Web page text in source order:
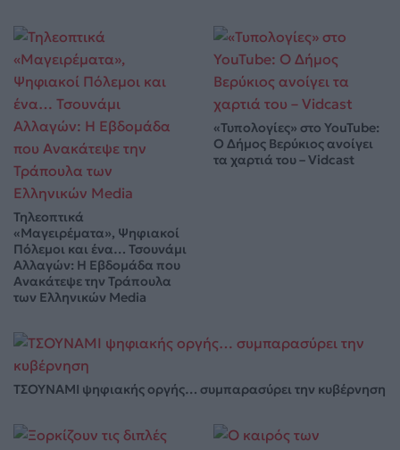
Τηλεοπτικά
«Μαγειρέματα», Ψηφιακοί
Πόλεμοι και ένα… Τσουνάμι
Αλλαγών: Η Εβδομάδα που
Ανακάτεψε την Τράπουλα
των Ελληνικών Media
«Τυπολογίες» στο YouTube:
Ο Δήμος Βερύκιος ανοίγει
τα χαρτιά του – Vidcast
ΤΣΟΥΝΑΜΙ ψηφιακής οργής… συμπαρασύρει την κυβέρνηση